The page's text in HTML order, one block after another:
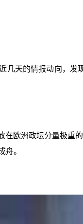
几天的情报动向，发
欧洲政坛分量极重
舟。